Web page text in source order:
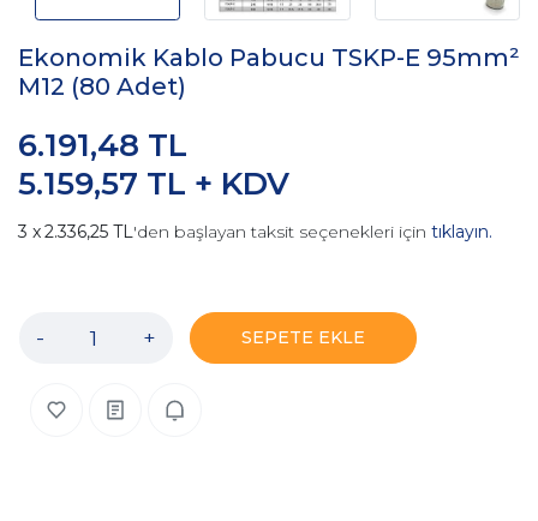
Ekonomik Kablo Pabucu TSKP-E 95mm²
M12 (80 Adet)
5.159,57 TL + KDV
6.191,48 TL
2.336,25 TL'den başlayan taksit seçenekleri için tıklayın.
- + SEPETE EKLE